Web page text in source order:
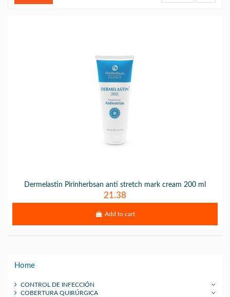
Dermelastin Pirinherbsan anti stretch mark cream 200 ml
21.38
Add to cart
Home
CONTROL DE INFECCIÓN
COBERTURA QUIRÚRGICA